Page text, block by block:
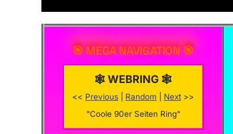
🎯 MEGA NAVIGATION 🎯
🕸️ WEBRING 🕸️
<< Previous Random Next >>
"Coole 90er Seiten Ring"